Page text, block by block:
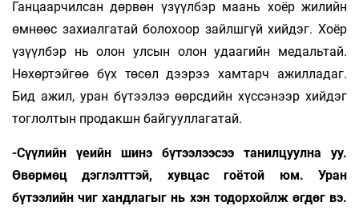
Ганцаарчилсан дөрвөн үзүүлбэр маань хоёр жилийн
өмнөөс захиалгатай болохоор зайлшгүй хийдэг. Хоёр
үзүүлбэр нь олон улсын олон удаагийн медальтай.
Нөхөртэйгөө бүх төсөл дээрээ хамтарч ажилладаг.
Бид ажил, уран бүтээлээ өөрсдийн хүссэнээр хийдэг
тоглолтын продакшн байгууллагатай.
-Сүүлийн үеийн шинэ бүтээлээсээ танилцуулна уу.
Өвөрмөц дэглэлттэй, хувцас гоётой юм. Уран
бүтээлийн чиг хандлагыг нь хэн тодорхойлж өгдөг вэ.